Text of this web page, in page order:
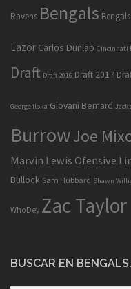
Ravens Bengals
Lazor Carlos Dunlap Cincinnati
Draft Draft 2016 Draft 2017
George Iloka Giovani Bernard
BurrowJoe
Marvin Lewis Ofensive
Bullock Sam Hubbard Shawn
WhoDey Zac Taylor
BUSCAR EN